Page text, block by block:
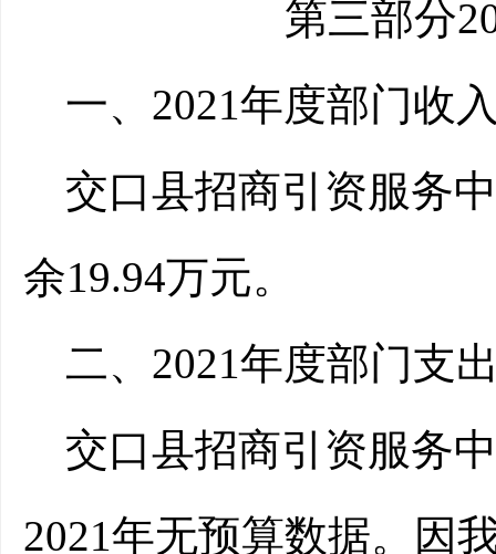
第三部分
一、2021年度部门收
交口县招商引资服务
余19.94万元。
二、2021年度部门支
交口县招商引资服务
2021年无预算数据。因